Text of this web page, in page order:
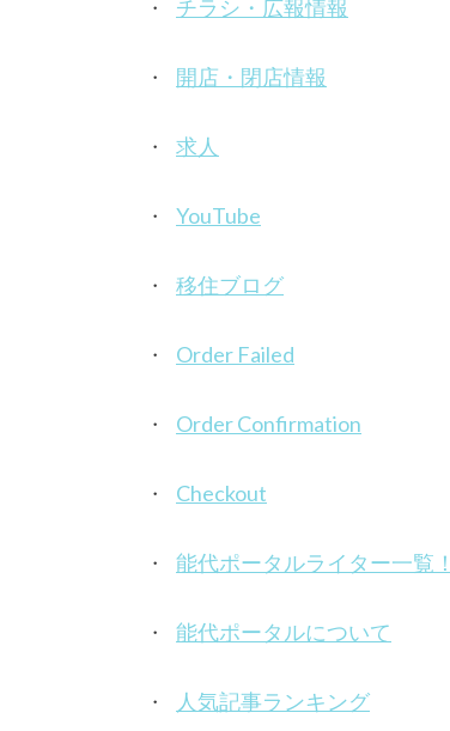
チラシ・広報情報
開店・閉店情報
求人
YouTube
移住ブログ
Order Failed
Order Confirmation
Checkout
能代ポータルライター一覧！
能代ポータルについて
人気記事ランキング